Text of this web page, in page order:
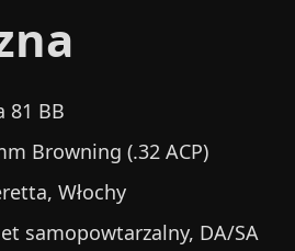
81 BB
Browning (.32 ACP)
Włochy
samopowtarzalny, DA/SA